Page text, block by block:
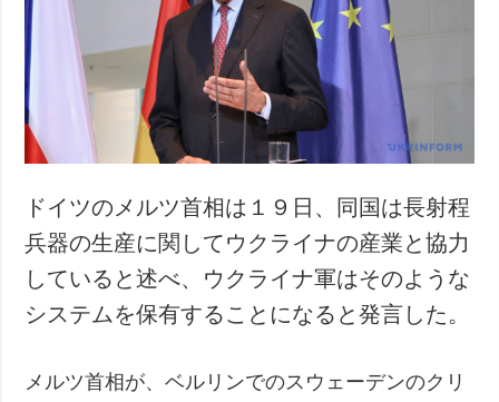
ドイツのメルツ首相は１９日、同国は長射程
兵器の生産に関してウクライナの産業と協力
していると述べ、ウクライナ軍はそのような
システムを保有することになると発言した。
メルツ首相が、ベルリンでのスウェーデンのクリ